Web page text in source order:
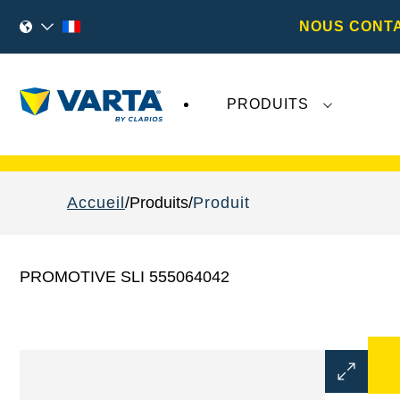
NOUS
PRODUITS
Accueil Produits Produit
PROMOTIVE SLI 555064042
Ouvrir
la